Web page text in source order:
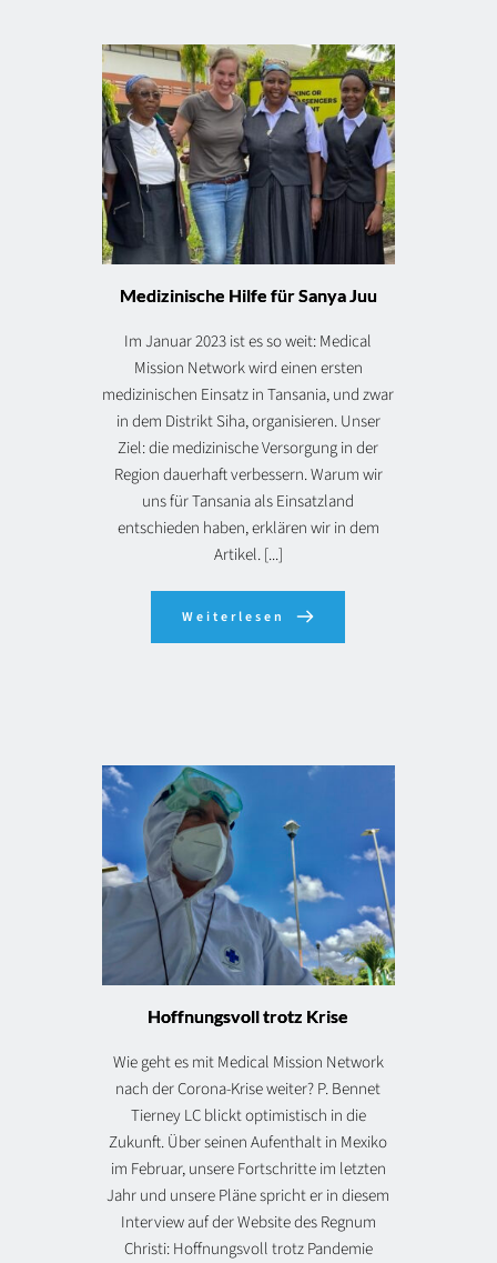
Medizinische Hilfe für Sanya Juu
Im Januar 2023 ist es so weit: Medical
Mission Network wird einen ersten
medizinischen Einsatz in Tansania, und zwar
in dem Distrikt Siha, organisieren. Unser
Ziel: die medizinische Versorgung in der
Region dauerhaft verbessern. Warum wir
uns für Tansania als Einsatzland
entschieden haben, erklären wir in dem
Artikel. [...]
Weiterlesen
Hoffnungsvoll trotz Krise
Wie geht es mit Medical Mission Network
nach der Corona-Krise weiter? P. Bennet
Tierney LC blickt optimistisch in die
Zukunft. Über seinen Aufenthalt in Mexiko
im Februar, unsere Fortschritte im letzten
Jahr und unsere Pläne spricht er in diesem
Interview auf der Website des Regnum
Christi: Hoffnungsvoll trotz Pandemie